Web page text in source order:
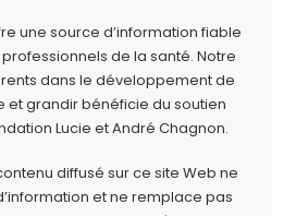
une source d’information fiable
de la santé. Notre
dans le développement de
et grandir bénéficie du soutien
Lucie et André Chagnon.
diffusé sur ce site Web ne
et ne remplace pas